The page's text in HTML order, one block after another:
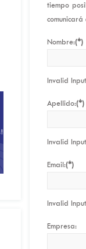
tiempo
comunicará
Nombre:(*)
Invalid Input
Apellido:(*)
Invalid Input
Email:(*)
Invalid Input
Empresa: